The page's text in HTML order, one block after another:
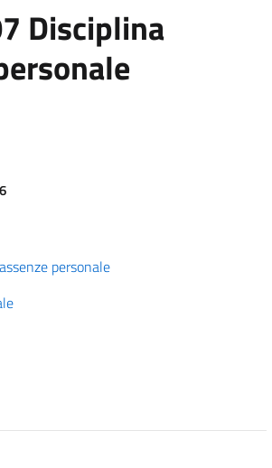
Disciplina
personale